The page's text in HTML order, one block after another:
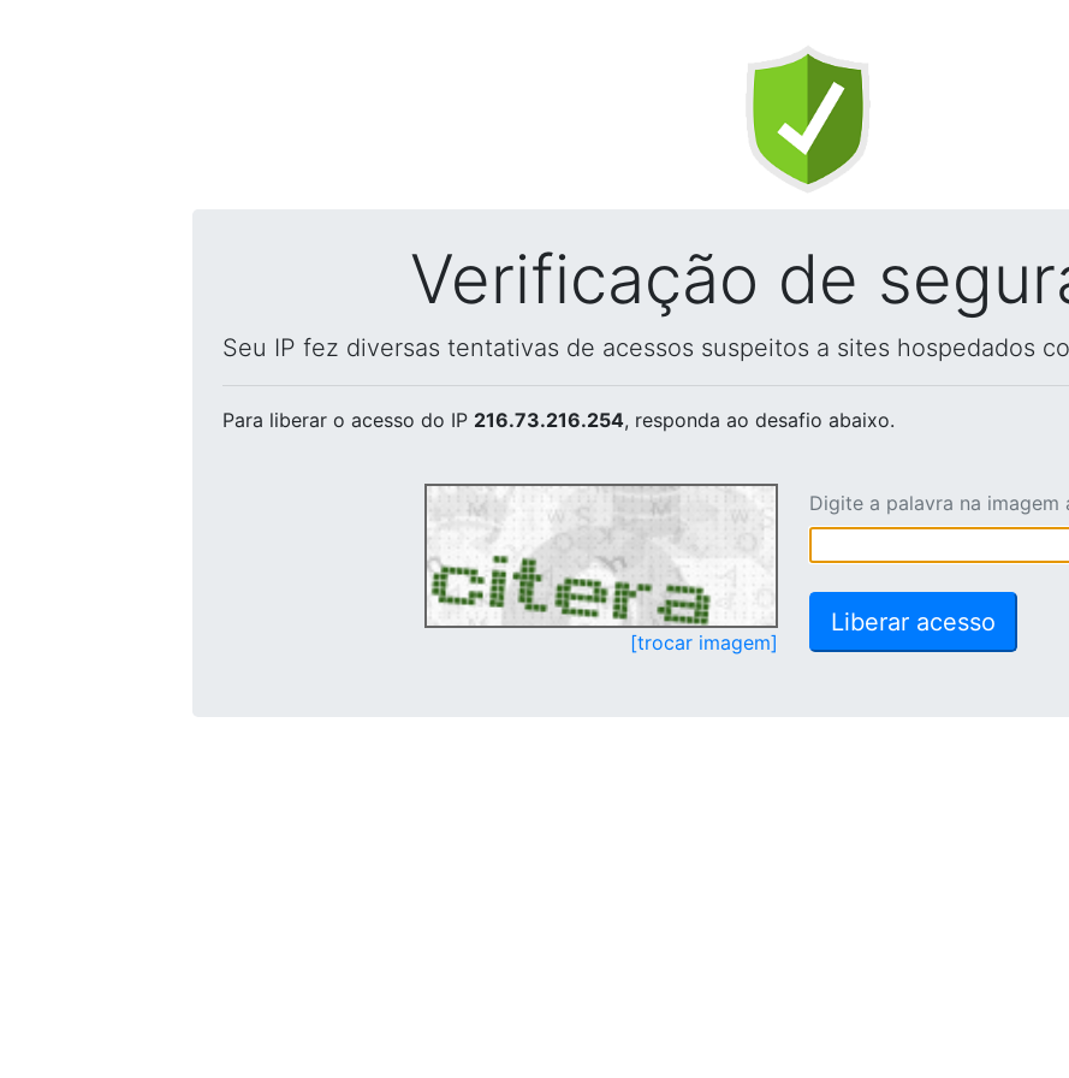
Verificação de
Seu IP fez diversas tentativas de acessos suspeitos a sites hospedados
Para liberar o acesso do IP 216.73.216.254, responda ao desafio abaixo.
[trocar imagem]
Digite a palavra na